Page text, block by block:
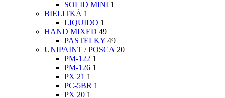
SOLID MINI 1
BIELITKÁ 1
LIQUIDO 1
HAND MIXED 49
PASTELKY 49
UNIPAINT / POSCA 20
PM-122 1
PM-126 1
PX 21 1
PC-5BR 1
PX 20 1